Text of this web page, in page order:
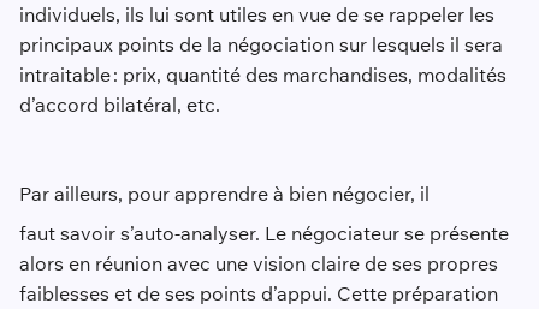
individuels, ils lui sont utiles en vue de se rappeler les
principaux points de la négociation sur lesquels il sera
intraitable : prix, quantité des marchandises, modalités
d’accord bilatéral, etc.
Par ailleurs, pour apprendre à bien négocier, il
faut savoir s’auto-analyser. Le négociateur se présente
alors en réunion avec une vision claire de ses propres
faiblesses et de ses points d’appui. Cette préparation